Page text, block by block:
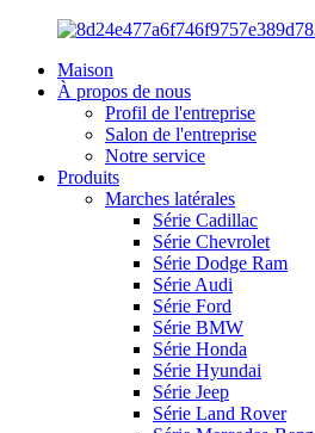
Maison
À propos de nous
Profil de l'entreprise
Salon de l'entreprise
Notre service
Produits
Marches latérales
Série Cadillac
Série Chevrolet
Série Dodge Ram
Série Audi
Série Ford
Série BMW
Série Honda
Série Hyundai
Série Jeep
Série Land Rover